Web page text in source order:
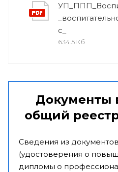
с_
634.5 Кб
Документы
общий
Сведения из
(удостоверения о
дипломы о